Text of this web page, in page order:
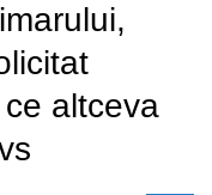
altceva